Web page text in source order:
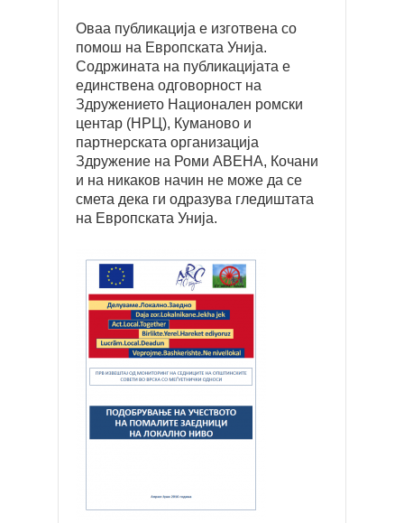
Оваа публикација е изготвена со
помош на Европската Унија.
Содржината на публикацијата е
единствена одговорност на
Здружението Национален ромски
центар (НРЦ), Куманово и
партнерската организација
Здружение на Роми АВЕНА, Кочани
и на никаков начин не може да се
смета дека ги одразува гледиштата
на Европската Унија.